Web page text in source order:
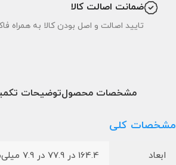
ضمانت اصالت کالا
تایید اصالت و اصل بودن کالا به همراه
مشخصات محصولتوضیحات
مشخصات کلی
ابعاد 164.4 در 77.9 در 7.9 میلی‌متر